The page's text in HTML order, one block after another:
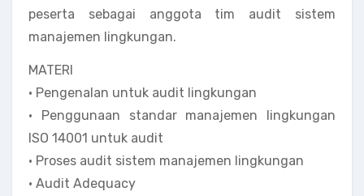
peserta sebagai anggota tim audit sistem
manajemen lingkungan.
MATERI
• Pengenalan untuk audit lingkungan
• Penggunaan standar manajemen lingkungan
ISO 14001 untuk audit
• Proses audit sistem manajemen lingkungan
• Audit Adequacy